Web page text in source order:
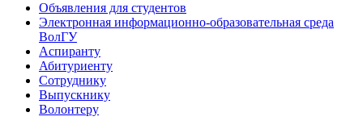
Объявления для студентов
Электронная информационно-образовательная среда
ВолГУ
Аспиранту
Абитуриенту
Сотруднику
Выпускнику
Волонтеру